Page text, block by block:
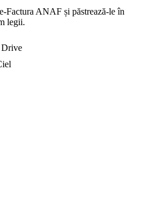
Factura ANAF și păstrează-le în
legii.
Drive